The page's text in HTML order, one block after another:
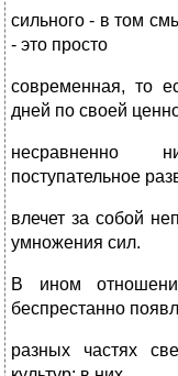
сильного - в том
- это просто
современная, то
дней по своей
несравненно
поступательное
влечет за собой
умножения сил.
В ином
беспрестанно
разных частях